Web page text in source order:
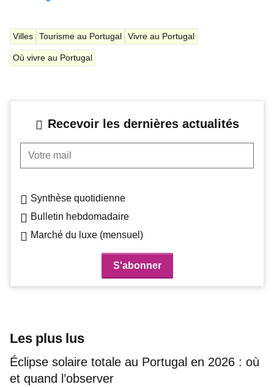
Villes Tourisme au Portugal Vivre au Portugal
Où vivre au Portugal
Recevoir les dernières actualités
Votre mail
Synthèse quotidienne
Bulletin hebdomadaire
Marché du luxe (mensuel)
Les plus lus
Éclipse solaire totale au Portugal en 2026 : où
et quand l’observer